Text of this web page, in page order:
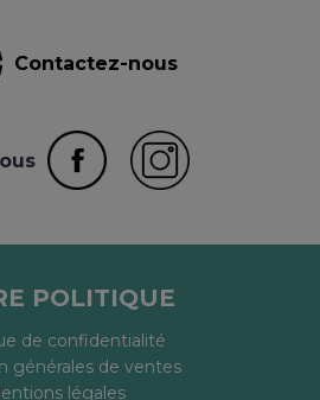
Contactez-nous
POLITIQUE
de confidentialité
générales de ventes
légales